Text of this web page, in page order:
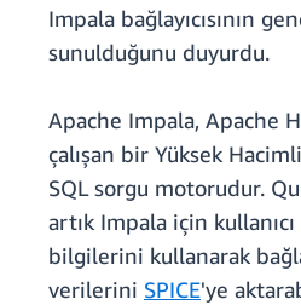
Impala bağlayıcısının
sunulduğunu duyurdu.
Apache Impala, Apache
çalışan bir Yüksek
SQL sorgu motorudur.
artık Impala için
bilgilerini kullanarak
verilerini SPICE'ye